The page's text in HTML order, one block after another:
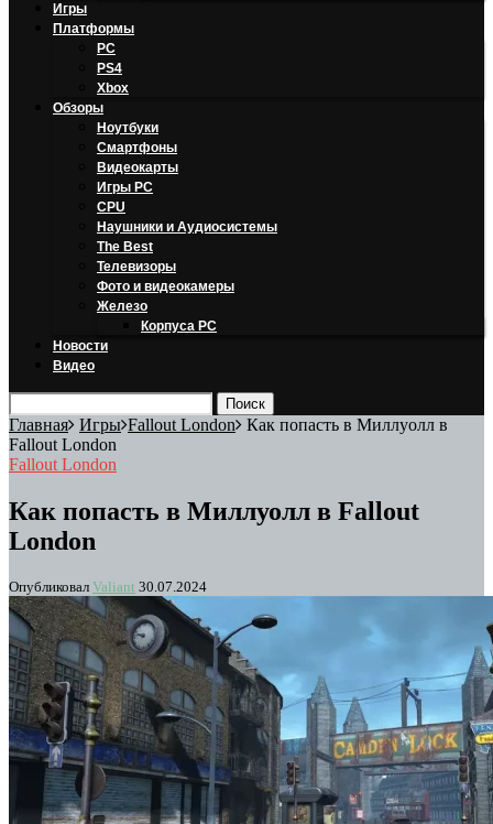
Игры
Платформы
PC
PS4
Xbox
Обзоры
Ноутбуки
Смартфоны
Видеокарты
Игры PC
CPU
Наушники и Аудиосистемы
The Best
Телевизоры
Фото и видеокамеры
Железо
Корпуса PC
Новости
Видео
Главная Игры Fallout London
Как попасть в Миллуолл в
Fallout London
Fallout London
Как попасть в Миллуолл в Fallout
London
Опубликовал Valiant 30.07.2024